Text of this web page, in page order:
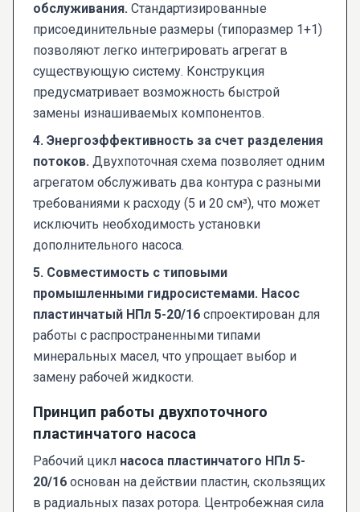
обслуживания. Стандартизированные
присоединительные размеры (типоразмер 1+1)
позволяют легко интегрировать агрегат в
существующую систему. Конструкция
предусматривает возможность быстрой
замены изнашиваемых компонентов.
4. Энергоэффективность за счет разделения
потоков. Двухпоточная схема позволяет одним
агрегатом обслуживать два контура с разными
требованиями к расходу (5 и 20 см³), что может
исключить необходимость установки
дополнительного насоса.
5. Совместимость с типовыми
промышленными гидросистемами. Насос
пластинчатый НПл 5-20/16 спроектирован для
работы с распространенными типами
минеральных масел, что упрощает выбор и
замену рабочей жидкости.
Принцип работы двухпоточного
пластинчатого насоса
Рабочий цикл насоса пластинчатого НПл 5-
20/16 основан на действии пластин, скользящих
в радиальных пазах ротора. Центробежная сила